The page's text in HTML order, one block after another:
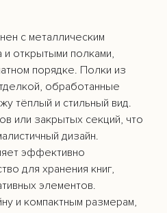
дней
по RAL